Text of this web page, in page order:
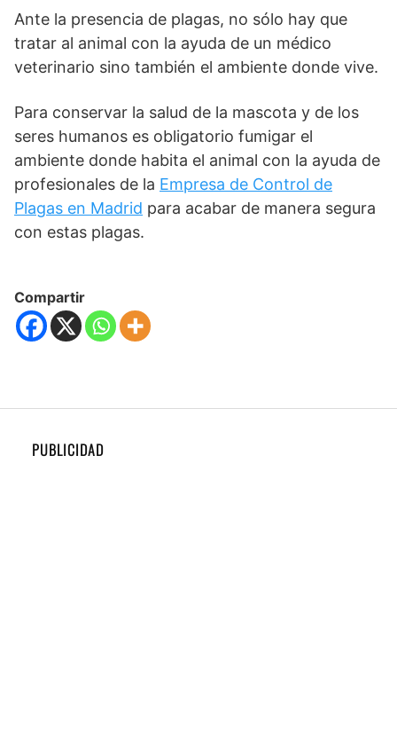
Ante la presencia de plagas, no sólo hay que
tratar al animal con la ayuda de un médico
veterinario sino también el ambiente donde vive.
Para conservar la salud de la mascota y de los
seres humanos es obligatorio fumigar el
ambiente donde habita el animal con la ayuda de
profesionales de la Empresa de Control de
Plagas en Madrid para acabar de manera segura
con estas plagas.
Compartir
PUBLICIDAD